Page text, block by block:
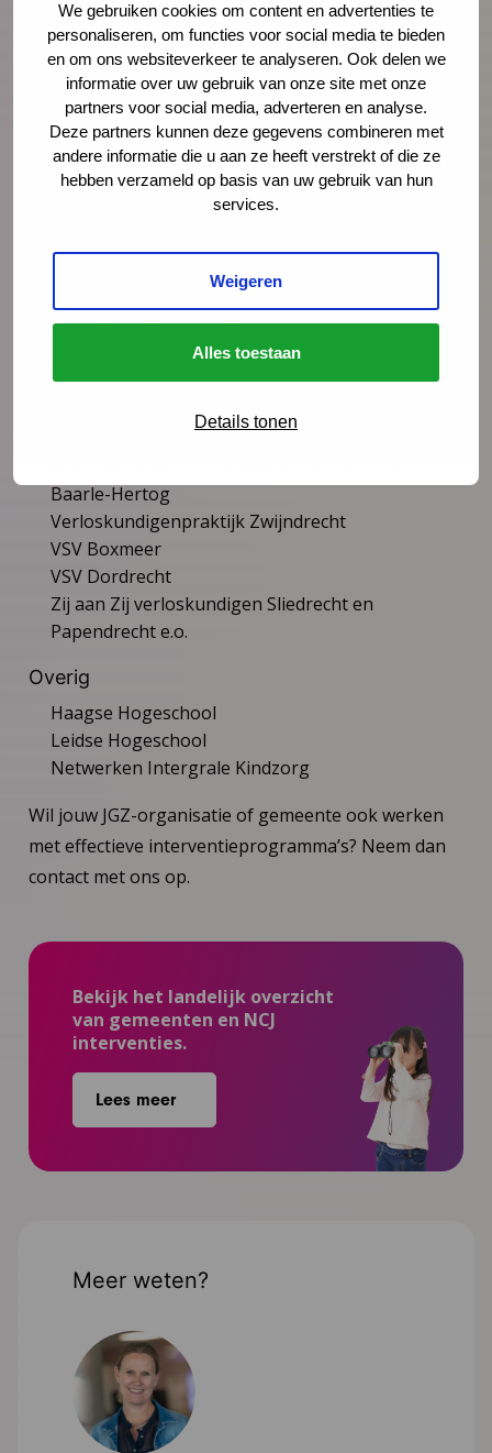
We gebruiken cookies om content en advertenties te
personaliseren, om functies voor social media te bieden
en om ons websiteverkeer te analyseren. Ook delen we
informatie over uw gebruik van onze site met onze
partners voor social media, adverteren en analyse.
Deze partners kunnen deze gegevens combineren met
andere informatie die u aan ze heeft verstrekt of die ze
hebben verzameld op basis van uw gebruik van hun
services.
Weigeren
Alles toestaan
Details tonen
geboortezorg) > 7 pilots
CJG Barneveld
Coöperatie van Verloskundigen praktijken Leiden
e/o
De Bakermolen: verloskundigen Ablasserdam
Geboortenetwerk Kanaleneiland Utrecht
Isis Kraamzorg
Kraamzorg de Waarden
Kraamzorg Het Groene Huis
Kraamzorg Zorg-Vuldig
Kraamzorg Zuid-Gelderland
Lunavi Kraamzorg
Naviva Kraamzorg
Baarle-Hertog
Verloskundigenpraktijk Zwijndrecht
VSV Boxmeer
VSV Dordrecht
Zij aan Zij verloskundigen Sliedrecht en
Papendrecht e.o.
Overig
Haagse Hogeschool
Leidse Hogeschool
Netwerken Intergrale Kindzorg
Wil jouw JGZ-organisatie of gemeente ook werken
met effectieve interventieprogramma’s? Neem dan
contact met ons op.
Bekijk het landelijk overzicht
van gemeenten en NCJ
interventies.
Lees meer
Meer weten?